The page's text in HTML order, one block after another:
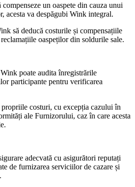
un oaspete din cauza unui
acesta va despăgubi Wink integral.
să deducă costurile și compensațiile
oaspeților din soldurile sale.
poate audita înregistrările
participante pentru verificarea
propriile costuri, cu excepția cazului în
ale Furnizorului, caz în care acesta
adecvată cu asigurători reputați
de furnizarea serviciilor de cazare și